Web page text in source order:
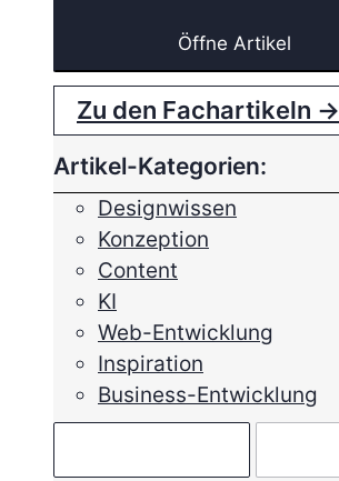
Öffne Artikel
Zu den Fachartikeln →
Artikel-Kategorien:
Designwissen
Konzeption
Content
KI
Web-Entwicklung
Inspiration
Business-Entwicklung